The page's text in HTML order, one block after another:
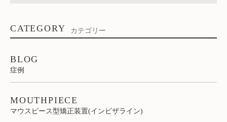
CATEGORY カテゴリー
BLOG
症例
MOUTHPIECE
マウスピース型矯正装置(インビザライン)